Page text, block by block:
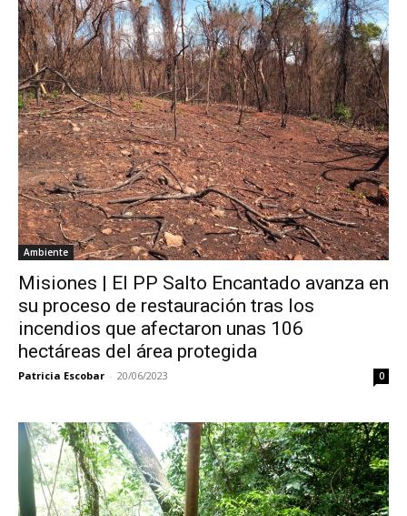
Ambiente
Misiones | El PP Salto Encantado avanza en
su proceso de restauración tras los
incendios que afectaron unas 106
hectáreas del área protegida
Patricia Escobar - 20/06/2023 0